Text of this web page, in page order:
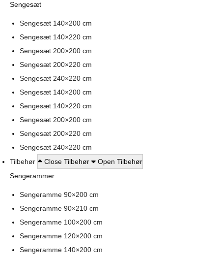
Sengesæt
Sengesæt 140×200 cm
Sengesæt 140×220 cm
Sengesæt 200×200 cm
Sengesæt 200×220 cm
Sengesæt 240×220 cm
Sengesæt 140×200 cm
Sengesæt 140×220 cm
Sengesæt 200×200 cm
Sengesæt 200×220 cm
Sengesæt 240×220 cm
Tilbehør
Close Tilbehør
Open Tilbehør
Sengerammer
Sengeramme 90×200 cm
Sengeramme 90×210 cm
Sengeramme 100×200 cm
Sengeramme 120×200 cm
Sengeramme 140×200 cm